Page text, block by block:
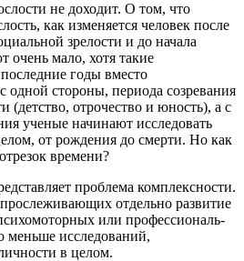
не доходит. О том, что
как изменяется человек пос­ле
зрелости и до начала
очень мало, хотя такие
годы вместо
од­ной стороны, периода созревания
(детство, отрочество и юность), а с
ученые начинают исследовать
от рождения до смерти. Но как
времени?
проблема комплексно­сти.
отдельно разви­тие
или профессиональ­
меньше исследований,
в целом.